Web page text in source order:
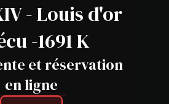
- Louis d'or
-1691 K
et réservation
en ligne